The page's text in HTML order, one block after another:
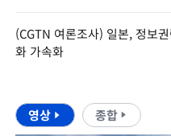
(CGTN 여론조사) 일본, 정보
화 가속화
영상 종합